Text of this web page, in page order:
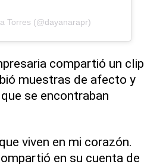
Torres (@dayanarapr)
compartió un clip
muestras de afecto y
se encontraban
viven en mi corazón.
en su cuenta de